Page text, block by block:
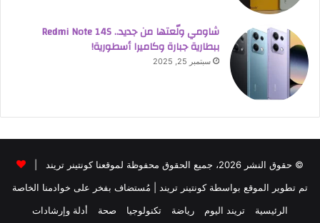
شاومي ولّعتها من جديد.. Redmi Note 14S
ببطارية جبارة وكاميرا أسطورية!
سبتمبر 25, 2025
© حقوق النشر 2026، جميع الحقوق محفوظة لموقعنا كونتينر تريند |
تم تطوير الموقع بواسطةكونتينر تريند | مُستضاف بفخر على خوادمنا الخاصة
الرئيسية
تريند اليوم رياضة تكنولوجيا صحة أدلة وإرشادات